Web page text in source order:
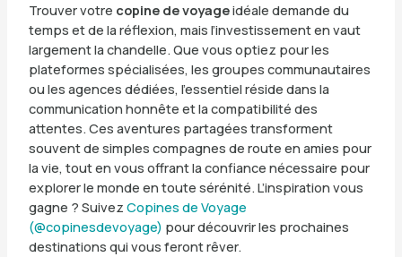
Trouver votre copine de voyageidéale demande du
temps et de la réflexion, mais l’investissement en vaut
largement la chandelle. Que vous optiez pour les
plateformes spécialisées, les groupes communautaires
ou les agences dédiées, l’essentiel réside dans la
communication honnête et la compatibilité des
attentes. Ces aventures partagées transforment
souvent de simples compagnes de route en amies pour
la vie, tout en vous offrant la confiance nécessaire pour
explorer le monde en toute sérénité. L’inspiration vous
gagne ? Suivez Copines de Voyage
(@copinesdevoyage) pour découvrir les prochaines
destinations qui vous feront rêver.